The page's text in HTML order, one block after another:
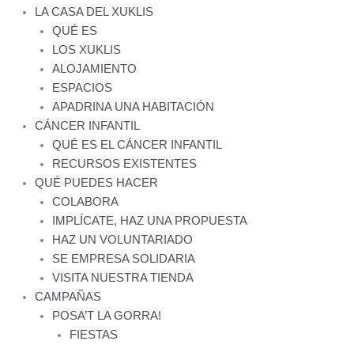
LA CASA DEL XUKLIS
QUÉ ES
LOS XUKLIS
ALOJAMIENTO
ESPACIOS
APADRINA UNA HABITACIÓN
CÁNCER INFANTIL
QUÉ ES EL CÁNCER INFANTIL
RECURSOS EXISTENTES
QUÉ PUEDES HACER
COLABORA
IMPLÍCATE, HAZ UNA PROPUESTA
HAZ UN VOLUNTARIADO
SE EMPRESA SOLIDARIA
VISITA NUESTRA TIENDA
CAMPAÑAS
POSA’T LA GORRA!
FIESTAS